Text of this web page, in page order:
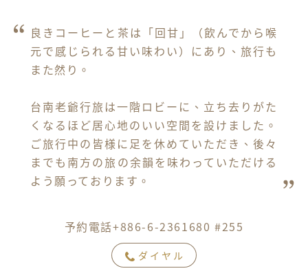
良きコーヒーと茶は「回甘」（飲んでから喉
元で感じられる甘い味わい）にあり、旅行も
また然り。
台南老爺行旅は一階ロビーに、立ち去りがた
くなるほど居心地のいい空間を設けました。
ご旅行中の皆様に足を休めていただき、後々
までも南方の旅の余韻を味わっていただける
よう願っております。
予約電話+886-6-2361680 #255
ダイヤル